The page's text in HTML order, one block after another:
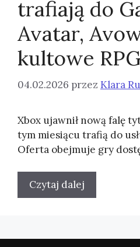
trafiają do
Avatar,
kultowe RPG
04.02.2026 przez Klara
Xbox ujawnił nową falę
tym miesiącu trafią do
Oferta obejmuje gry
Czytaj dalej